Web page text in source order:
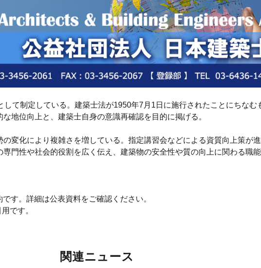
て制定している。建築士法が1950年7月1日に施行されたことにちな
地位向上と、建築士自身の意識再確認を目的に掲げる。
変化により複雑さを増している。指定講習会などによる資質向上策が
門性や社会的役割を広く伝え、建築物の安全性や質の向上に関わる職
す。詳細は公表資料をご確認ください。
です。
関連ニュース